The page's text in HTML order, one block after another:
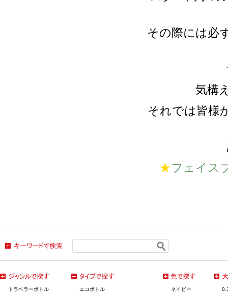
その際には必
気構
それでは皆様
★フェイス
トラベラーボトル
エコボトル
ネイビー